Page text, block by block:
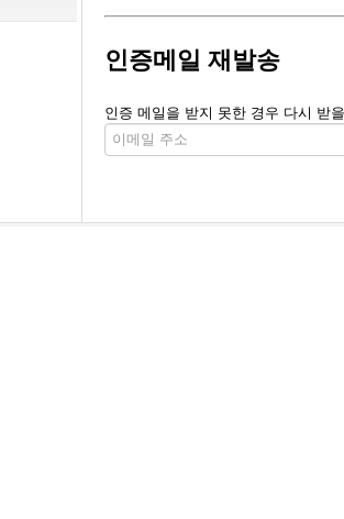
인증메일 재발송
인증 메일을 받지 못한 경우 다시 받